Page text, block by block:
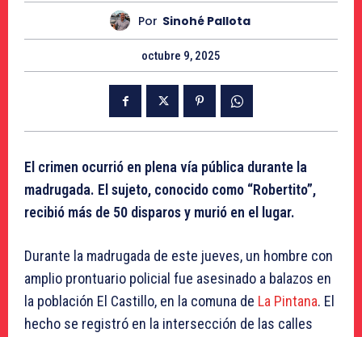
Por Sinohé Pallota
octubre 9, 2025
El crimen ocurrió en plena vía pública durante la
madrugada. El sujeto, conocido como “Robertito”,
recibió más de 50 disparos y murió en el lugar.
Durante la madrugada de este jueves, un hombre con
amplio prontuario policial fue asesinado a balazos en
la población El Castillo, en la comuna de La Pintana. El
hecho se registró en la intersección de las calles